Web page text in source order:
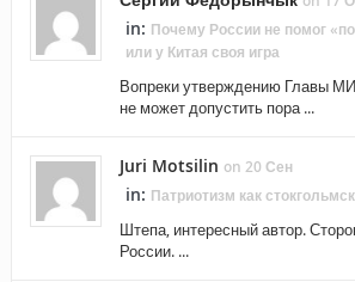
in: Почему России не помог
или у Китая своя игра
Вопреки утверждению Главы
не может допустить пора ...
Juri Motsilin on 20 Сен
in: Патриотизм как
Штепа, интересный автор.
России. ...